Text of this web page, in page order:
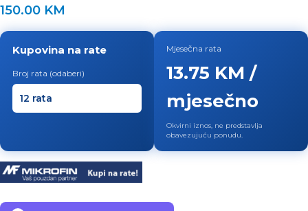
150.00 KM
Kupovina na rate
Broj rata (odaberi)
Mjesečna rata
13.75 KM /
mjesečno
Okvirni iznos, ne predstavlja
obavezujuću ponudu.